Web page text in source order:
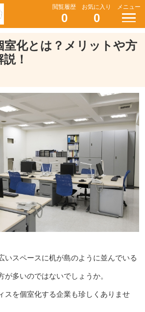
閲覧履歴
0
お気に入り
0
メニュー
室化とは？メリットや方
！
いスペースに机が島のように並んでいる
が多いのではないでしょうか。
スを個室化する企業も珍しくありませ